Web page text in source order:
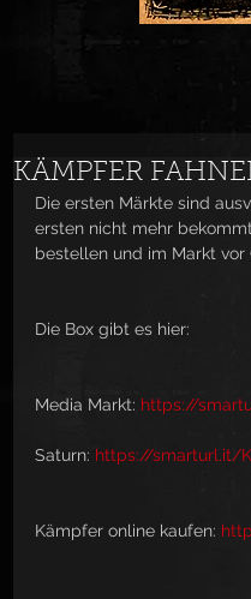
KÄMPFER
Die ersten Märkte sind
ersten nicht mehr
bestellen und im Markt
Die Box gibt es hier:
Media Markt: https://
Saturn: https://smarturl.it/
Kämpfer online kaufen: